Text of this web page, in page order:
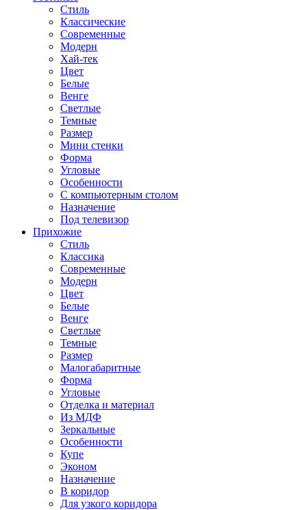
Стиль
Классические
Современные
Модерн
Хай-тек
Цвет
Белые
Венге
Светлые
Темные
Размер
Мини стенки
Форма
Угловые
Особенности
С компьютерным столом
Назначение
Под телевизор
Прихожие
Стиль
Классика
Современные
Модерн
Цвет
Белые
Венге
Светлые
Темные
Размер
Малогабаритные
Форма
Угловые
Отделка и материал
Из МДФ
Зеркальные
Особенности
Купе
Эконом
Назначение
В коридор
Для узкого коридора